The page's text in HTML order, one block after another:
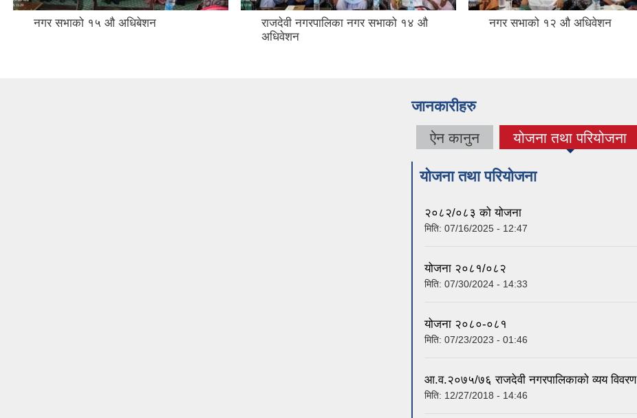
नगर सभाको १५ औ अधिबेशन
राजदेवी नगरपालिका नगर सभाको १४ औ
अधिवेशन
नगर सभाको १२ औ अधिवेशन
जानकारीहरु
ऐन कानुन योजना तथा परियोजना
(active tab)
योजना तथा परियोजना
२०८२/०८३ को योजना
मिति: 07/16/2025 - 12:47
योजना २०८१/०८२
मिति: 07/30/2024 - 14:33
योजना २०८०-०८१
मिति: 07/23/2023 - 01:46
आ.व.२०७५/७६ राजदेवी नगरपालिकाको व्यय विवरण
मिति: 12/27/2018 - 14:46